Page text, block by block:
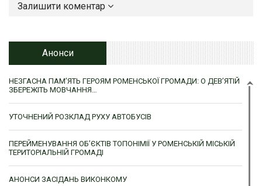
Залишити коментар
Анонси
НЕЗГАСНА ПАМ’ЯТЬ ГЕРОЯМ РОМЕНСЬКОЇ ГРОМАДИ: О ДЕВ’ЯТІЙ
ЗБЕРЕЖІТЬ МОВЧАННЯ…
УТОЧНЕНИЙ РОЗКЛАД РУХУ АВТОБУСІВ
ПЕРЕЙМЕНУВАННЯ ОБ’ЄКТІВ ТОПОНІМІЇ У РОМЕНСЬКІЙ МІСЬКІЙ
ТЕРИТОРІАЛЬНІЙ ГРОМАДІ
АНОНСИ ЗАСІДАНЬ ВИКОНКОМУ